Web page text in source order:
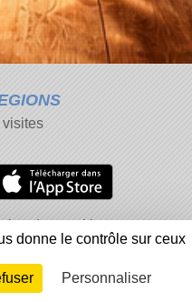
des cookies
un contenu inapproprié
Connexion
donne le contrôle sur ceux
Personnaliser